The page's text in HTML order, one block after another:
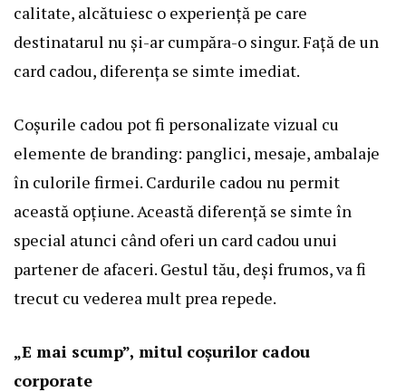
calitate, alcătuiesc o experiență pe care
destinatarul nu și-ar cumpăra-o singur. Față de un
card cadou, diferența se simte imediat.
Coșurile cadou pot fi personalizate vizual cu
elemente de branding: panglici, mesaje, ambalaje
în culorile firmei. Cardurile cadou nu permit
această opțiune. Această diferență se simte în
special atunci când oferi un card cadou unui
partener de afaceri. Gestul tău, deși frumos, va fi
trecut cu vederea mult prea repede.
„E mai scump”, mitul coșurilor cadou
corporate